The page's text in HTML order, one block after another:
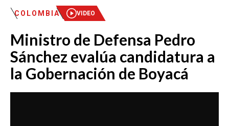
MAÑANA EXPRESS
EMISIÓN 12:30 PM
EMISIÓN 7:00 PM
COLOMBIA VIDEO
Ministro de Defensa Pedro
Sánchez evalúa candidatura a
la Gobernación de Boyacá